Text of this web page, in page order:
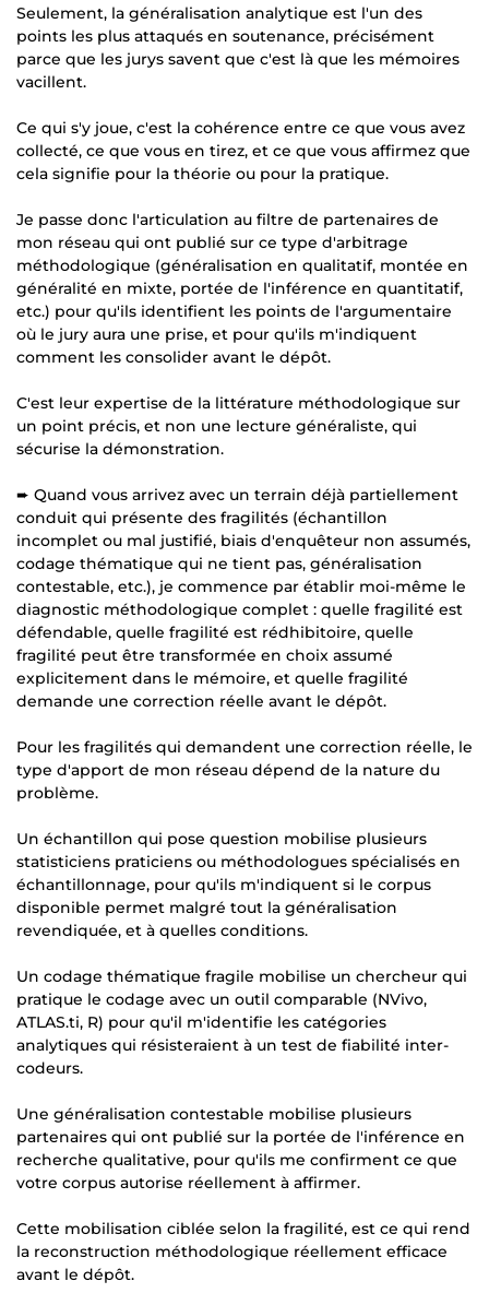
Seulement, la généralisation analytique est l'un des
points les plus attaqués en soutenance, précisément
parce que les jurys savent que c'est là que les mémoires
vacillent.
Ce qui s'y joue, c'est la cohérence entre ce que vous avez
collecté, ce que vous en tirez, et ce que vous affirmez que
cela signifie pour la théorie ou pour la pratique.
Je passe donc l'articulation au filtre de partenaires de
mon réseau qui ont publié sur ce type d'arbitrage
méthodologique (généralisation en qualitatif, montée en
généralité en mixte, portée de l'inférence en quantitatif,
etc.) pour qu'ils identifient les points de l'argumentaire
où le jury aura une prise, et pour qu'ils m'indiquent
comment les consolider avant le dépôt.
C'est leur expertise de la littérature méthodologique sur
un point précis, et non une lecture généraliste, qui
sécurise la démonstration.
➨ Quand vous arrivez avec un terrain déjà partiellement
conduit qui présente des fragilités (échantillon
incomplet ou mal justifié, biais d'enquêteur non assumés,
codage thématique qui ne tient pas, généralisation
contestable, etc.), je commence par établir moi-même le
diagnostic méthodologique complet : quelle fragilité est
défendable, quelle fragilité est rédhibitoire, quelle
fragilité peut être transformée en choix assumé
explicitement dans le mémoire, et quelle fragilité
demande une correction réelle avant le dépôt.
Pour les fragilités qui demandent une correction réelle, le
type d'apport de mon réseau dépend de la nature du
problème.
Un échantillon qui pose question mobilise plusieurs
statisticiens praticiens ou méthodologues spécialisés en
échantillonnage, pour qu'ils m'indiquent si le corpus
disponible permet malgré tout la généralisation
revendiquée, et à quelles conditions.
Un codage thématique fragile mobilise un chercheur qui
pratique le codage avec un outil comparable (NVivo,
ATLAS.ti, R) pour qu'il m'identifie les catégories
analytiques qui résisteraient à un test de fiabilité inter-
codeurs.
Une généralisation contestable mobilise plusieurs
partenaires qui ont publié sur la portée de l'inférence en
recherche qualitative, pour qu'ils me confirment ce que
votre corpus autorise réellement à affirmer.
Cette mobilisation ciblée selon la fragilité, est ce qui rend
la reconstruction méthodologique réellement efficace
avant le dépôt.